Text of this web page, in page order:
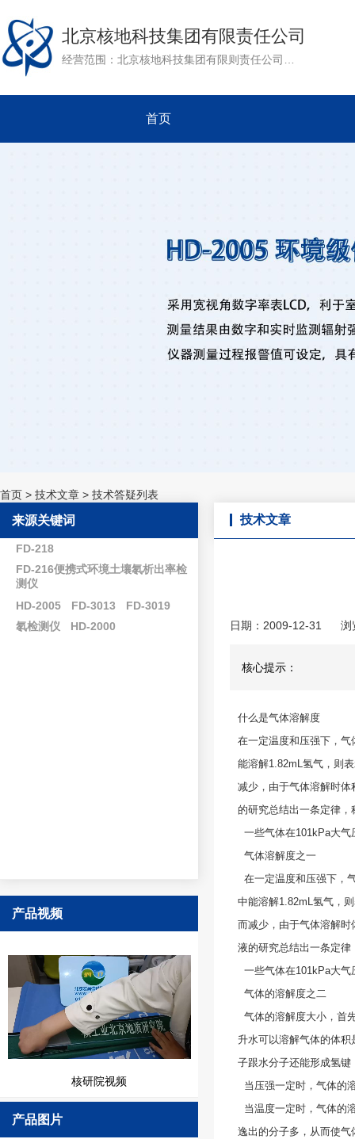
北京核地科技集团有限责任公司
首页
首页 > 技术文章 > 技术答疑列表
来源关键词
FD-218
FD-216便携式环境土壤氡析出率检
测仪
HD-2005
FD-3013
FD-3019
氡检测仪
HD-2000
产品视频
核研院视频
产品图片
技术文章
日期：2009-12-31 浏
核心提示：
什么是气体溶解度
在一定温度和压强下，
能溶解1.82mL氢气，则
减少，由于气体溶解时
的研究总结出一条定律，
一些气体在101kPa大气
气体溶解度之一
在一定温度和压强下，
中能溶解1.82mL氢气，
而减少，由于气体溶解
液的研究总结出一条定律
一些气体在101kPa大气
气体的溶解度之二
气体的溶解度大小，首
升水可以溶解气体的体
子跟水分子还能形成氢
当压强一定时，气体的
当温度一定时，气体的
逸出的分子多，从而使